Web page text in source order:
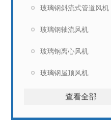
玻璃钢斜流式管道风机
玻璃钢轴流风机
玻璃钢离心风机
玻璃钢屋顶风机
查看全部